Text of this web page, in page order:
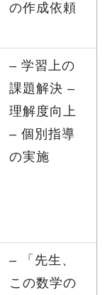
の作成依頼
– 学習上の
課題解決 –
理解度向上
– 個別指導
の実施
– 「先生、
この数学の